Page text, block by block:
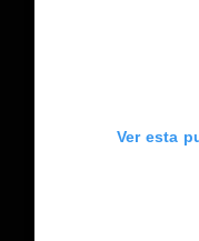
Ver esta